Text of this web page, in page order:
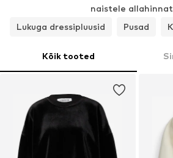
naistele
Lukuga dressipluusid
Pusad
Kõik tooted